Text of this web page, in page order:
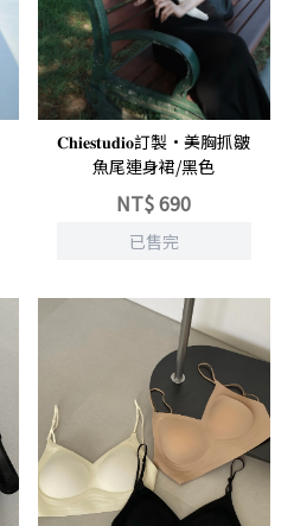
𝐂𝐡𝐢𝐞𝐬𝐭𝐮𝐝𝐢𝐨訂製·美胸抓皺
魚尾連身裙/黑色
NT$690
已售完